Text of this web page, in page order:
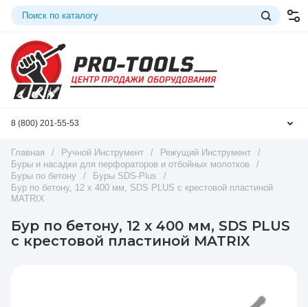
8 (800) 201-55-53
Главная / Ручной Инструмент / Режущий Инструмент
/
Буры и насадки для перфораторов и отбойных молотков
/
Буры по бетону
/ Буры SDS-Plus
/
Бур по бетону, 12 x 400 мм, SDS PLUS c крестовой пластиной
MATRIX
Бур по бетону, 12 x 400 мм, SDS PLUS
c крестовой пластиной MATRIX